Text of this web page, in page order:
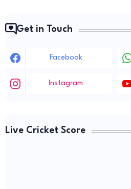
Get in Touch
Facebook
Instagram
Live Cricket Score